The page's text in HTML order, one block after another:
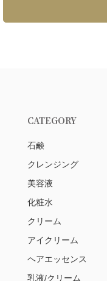
CATEGORY
石鹸
クレンジング
美容液
化粧水
クリーム
アイクリーム
ヘアエッセンス
乳液/クリーム